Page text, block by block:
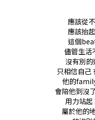
應該從
應該抬
這個
儘管生活
沒有別的
只相信自
他的
會陪他到沒
用力站
屬於他的